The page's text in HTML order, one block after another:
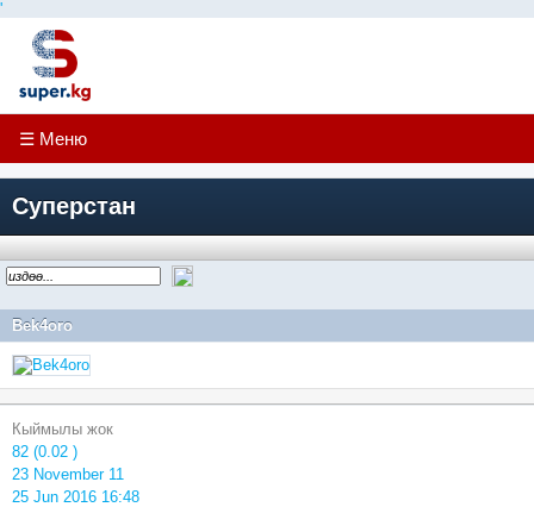
'
☰ Меню
Суперстан
Bek4oro
Кыймылы жок
82 (0.02 )
23 November 11
25 Jun 2016 16:48